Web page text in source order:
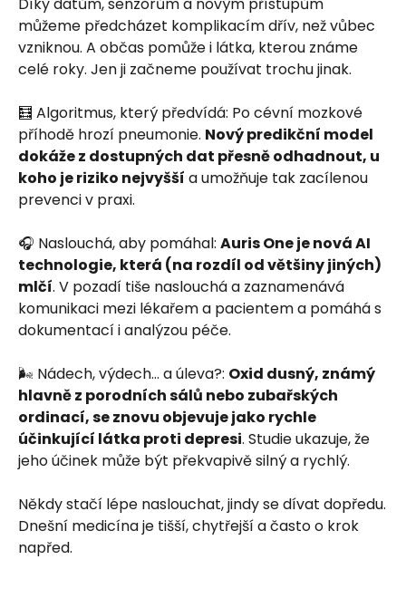
můžeme předcházet komplikacím dřív, než vůbec
vzniknou. A občas pomůže i látka, kterou známe
celé roky. Jen ji začneme používat trochu jinak.
🧮 Algoritmus, který předvídá: Po cévní mozkové
příhodě hrozí pneumonie. Nový predikční model
dokáže z dostupných dat přesně odhadnout, u
koho je riziko nejvyšší a umožňuje tak zacílenou
prevenci v praxi.
🎧 Naslouchá, aby pomáhal: Auris One je nová AI
technologie, která (na rozdíl od většiny jiných)
mlčí. V pozadí tiše naslouchá a zaznamenává
komunikaci mezi lékařem a pacientem a pomáhá s
dokumentací i analýzou péče.
🌬️ Nádech, výdech… a úleva?: Oxid dusný, známý
hlavně z porodních sálů nebo zubařských
ordinací, se znovu objevuje jako rychle
účinkující látka proti depresi. Studie ukazuje, že
jeho účinek může být překvapivě silný a rychlý.
Někdy stačí lépe naslouchat, jindy se dívat dopředu.
Dnešní medicína je tišší, chytřejší a často o krok
napřed.